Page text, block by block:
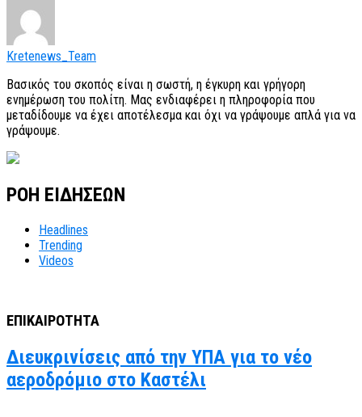
Kretenews_Team
Βασικός του σκοπός είναι η σωστή, η έγκυρη και γρήγορη
ενημέρωση του πολίτη. Μας ενδιαφέρει η πληροφορία που
μεταδίδουμε να έχει αποτέλεσμα και όχι να γράψουμε απλά για να
γράψουμε.
ΡΟΗ ΕΙΔΗΣΕΩΝ
Headlines
Trending
Videos
ΕΠΙΚΑΙΡΟΤΗΤΑ
Διευκρινίσεις από την ΥΠΑ για το νέο
αεροδρόμιο στο Καστέλι